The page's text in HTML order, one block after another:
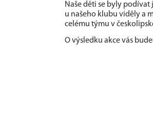
Naše děti se byly
u našeho klubu viděly a
celému týmu v
O výsledku akce vás